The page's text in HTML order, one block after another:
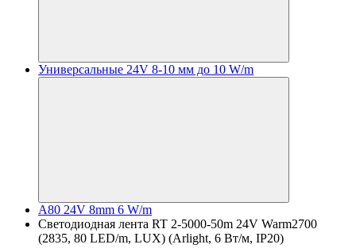
Универсальные 24V 8-10 мм до 10 W/m
A80 24V 8mm 6 W/m
Светодиодная лента RT 2-5000-50m 24V Warm2700
(2835, 80 LED/m, LUX) (Arlight, 6 Вт/м, IP20)